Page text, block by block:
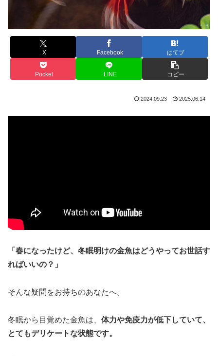
X Facebook はてブ
Pocket LINE コピー
2024.09.23 2025.06.14
「春になったけど、冬眠明けの金魚はどうやってお世話す
ればいいの？」
そんな疑問をお持ちのあなたへ。
冬眠から目覚めた金魚は、 体力や免疫力が低下していて、
とてもデリケートな状態です。